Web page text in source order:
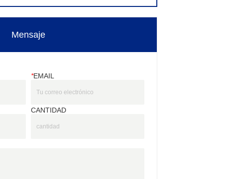
Mensaje
*EMAIL
CANTIDAD